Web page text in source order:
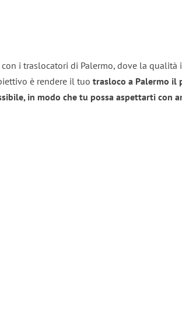
i traslocatori di Palermo, dove la qualità
è rendere il tuo trasloco a Palermo il
in modo che tu possa aspettarti con